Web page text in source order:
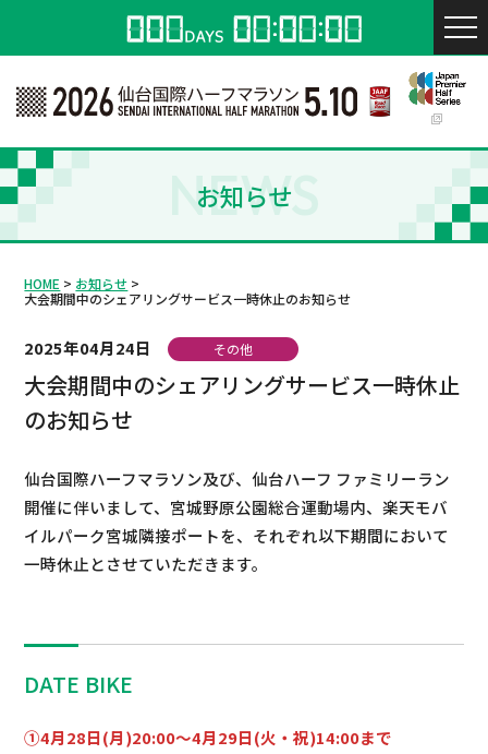
お知らせ
NEWS
HOME
お知らせ
大会期間中のシェアリングサービス一時休止のお知らせ
2025年04月24日 その他
大会期間中のシェアリングサービス一時休止
のお知らせ
仙台国際ハーフマラソン及び、仙台ハーフ ファミリーラン
開催に伴いまして、宮城野原公園総合運動場内、楽天モバ
イルパーク宮城隣接ポートを、それぞれ以下期間において
一時休止とさせていただきます。
DATE BIKE
①4月28日(月)20:00～4月29日(火・祝)14:00まで